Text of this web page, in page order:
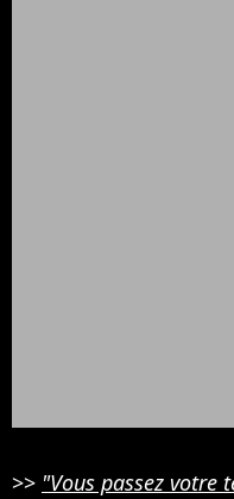
>> "Vous passez